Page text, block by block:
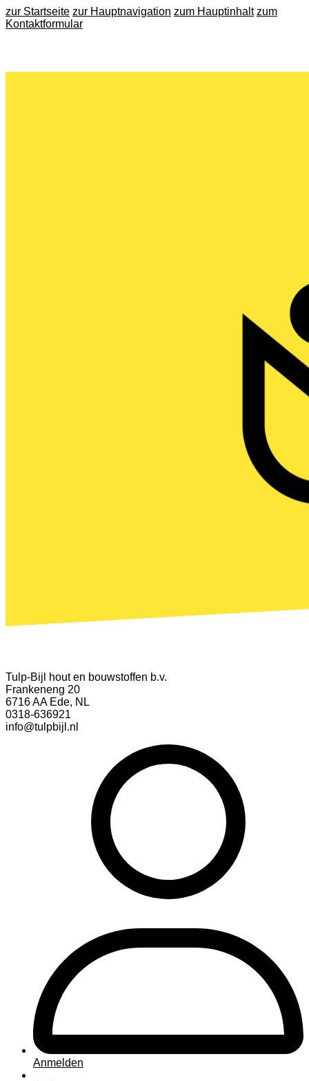
zur Startseite zur Hauptnavigation zum Hauptinhalt zum
Kontaktformular
Tulp-Bijl hout en bouwstoffen b.v.
Frankeneng 20
6716 AA Ede, NL
0318-636921
info@tulpbijl.nl
Anmelden